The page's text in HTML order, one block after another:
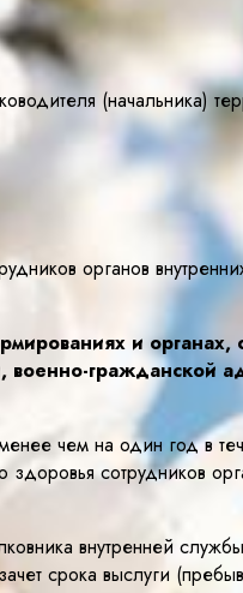
(начальника)
органов
и органах,
военно-гражданской
чем на один год в
сотрудников
внутренней
срока выслуги